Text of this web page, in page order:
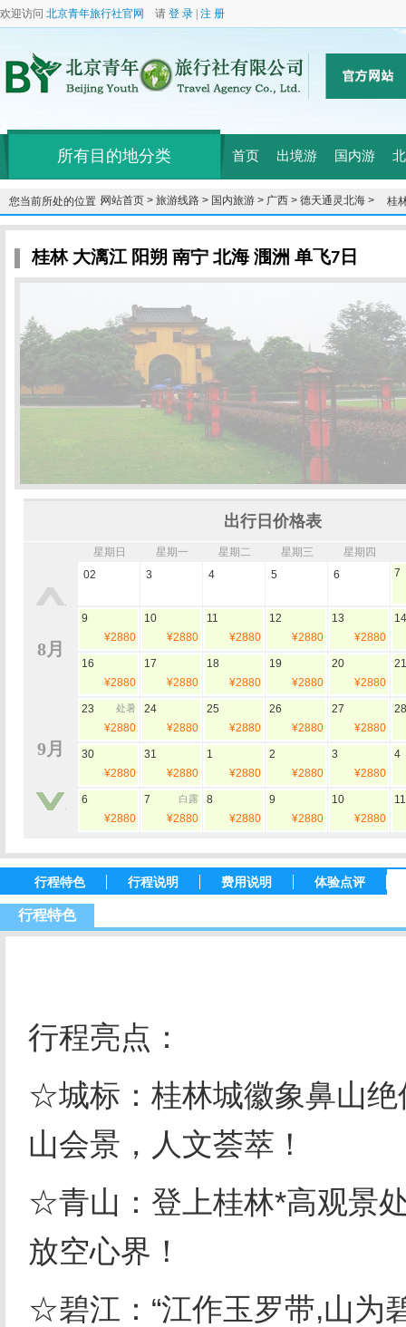
欢迎访问 北京青年旅行社官网 请 登 录 注 册
所有目的地分类 首页 出境游 国内游
您当前所处的位置：网站首页 > 旅游线路 > 国内旅游 > 广西 > 德天通灵北海 > 桂
桂林 大漓江 阳朔 南宁 北海 涠洲 单飞7日
出行日价格表
8月
9月
星期日 星期一 星期二 星期三 星期四
02
3 4 5 6 7
9
¥2880
10
¥2880
11
¥2880
12
¥2880
13
¥2880
14
16
¥2880
17
¥2880
18
¥2880
19
¥2880
20
¥2880
21
23 处暑
¥2880
24
¥2880
25
¥2880
26
¥2880
27
¥2880
28
30
¥2880
31
¥2880
1
¥2880
2
¥2880
3
¥2880
4
6
¥2880
7 白露
¥2880
8
¥2880
9
¥2880
10
¥2880
11
行程特色 行程说明 费用说明 体验点评
行程特色
行程亮点：
☆城标：桂林城徽象鼻山绝
山会景，人文荟萃！
☆青山：登上桂林*高观景
放空心界！
☆碧江：“江作玉罗带,山为